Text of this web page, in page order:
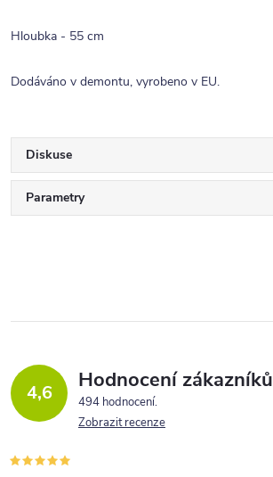
Hloubka - 55 cm
Dodáváno v demontu, vyrobeno v EU.
Diskuse
Parametry
4,6 Hodnocení zákazníků
494 hodnocení
Zobrazit recenze